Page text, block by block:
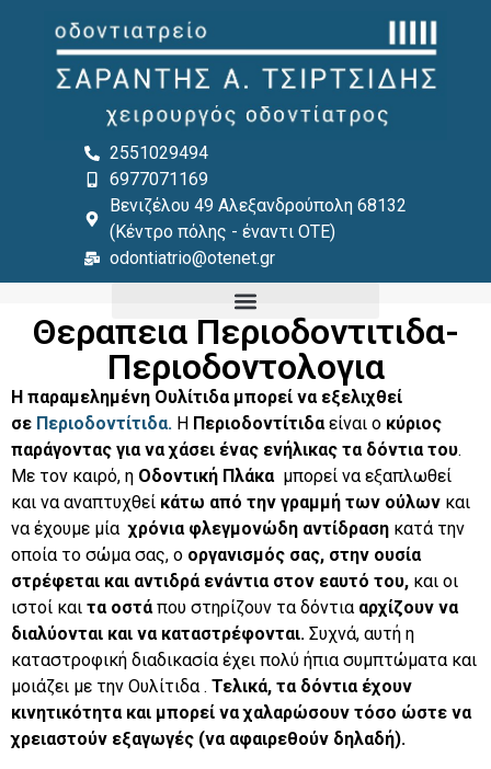
περιεχόμενο
2551029494
6977071169
Βενιζέλου 49 Αλεξανδρούπολη 68132
(Κέντρο πόλης - έναντι ΟΤΕ)
odontiatrio@otenet.gr
Θεραπεια Περιοδοντιτιδα-
Περιοδοντολογια
Η παραμελημένη Ουλίτιδα μπορεί να εξελιχθεί
σε Περιοδοντίτιδα. Η Περιοδοντίτιδαείναι ο κύριος
παράγοντας για να χάσει ένας ενήλικας τα δόντια του.
Με τον καιρό, η Οδοντική Πλάκαμπορεί να εξαπλωθεί
και να αναπτυχθεί κάτω από την γραμμή των ούλων και
να έχουμε μίαχρόνια φλεγμονώδη αντίδραση κατά την
οποία το σώμα σας, ο οργανισμός σας, στην ουσία
στρέφεται και αντιδρά ενάντια στον εαυτό του, και οι
ιστοί και τα οστάπου στηρίζουν τα δόντια αρχίζουν να
διαλύονται και να καταστρέφονται. Συχνά, αυτή η
καταστροφική διαδικασία έχει πολύ ήπια συμπτώματα και
μοιάζει με την Ουλίτιδα . Τελικά, τα δόντια έχουν
κινητικότητα και μπορεί να χαλαρώσουν τόσο ώστε να
χρειαστούν εξαγωγές (να αφαιρεθούν δηλαδή).